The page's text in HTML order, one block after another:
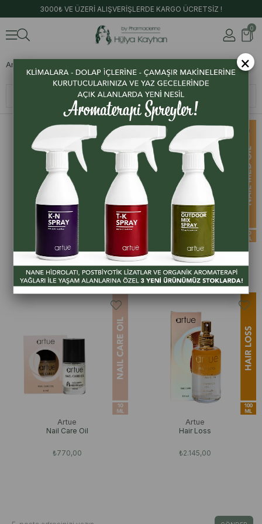
3000₺ VE ÜZERİ ALIŞVERİŞLERDE KARGO ÜCRETSİZ !
0
Anasayfa
Filtreleme
Sıralama
Artue
Men Cool Hair & Beard Instense
₺2.600,00
Artue
Nail Med Oil
₺1.150,00
Artue
Nail Care Oil
₺770,00
Artue
Hair Loss
₺2.145,00
×